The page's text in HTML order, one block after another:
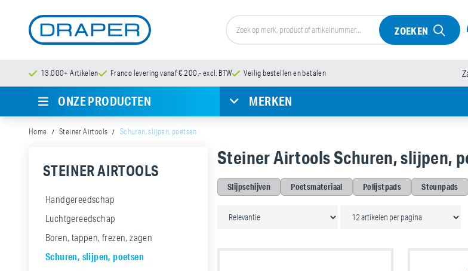
ZOEKEN
13.000+ Artikelen Franco levering vanaf € 200,- excl. BTW Veilig bestellen en betalen
ONZE PRODUCTEN MERKEN
Home Steiner Airtools Schuren, slijpen, poetsen
STEINER AIRTOOLS
Handgereedschap
Luchtgereedschap
Boren, tappen, frezen, zagen
Schuren, slijpen, poetsen
Steiner Airtools Schuren, slijpen,
Slijpschijven Poetsmateriaal Polijstpads Steunpads